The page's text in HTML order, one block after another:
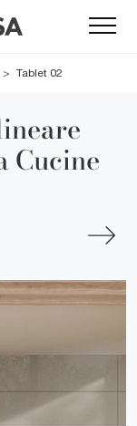
> Tablet 02
Cucine